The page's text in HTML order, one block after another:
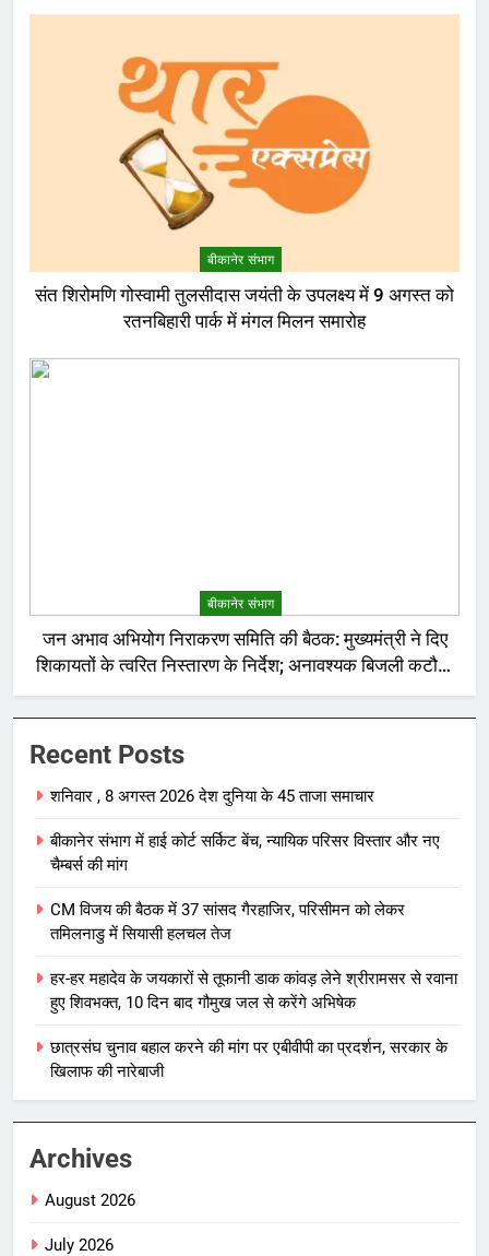
बीकानेर संभाग
संत शिरोमणि गोस्वामी तुलसीदास जयंती के उपलक्ष्य में 9 अगस्त को
रतनबिहारी पार्क में मंगल मिलन समारोह
बीकानेर संभाग
जन अभाव अभियोग निराकरण समिति की बैठक: मुख्यमंत्री ने दिए
शिकायतों के त्वरित निस्तारण के निर्देश; अनावश्यक बिजली कटौती
पर सख्त रुख
Recent Posts
शनिवार , 8 अगस्त 2026 देश दुनिया के 45 ताजा समाचार
बीकानेर संभाग में हाई कोर्ट सर्किट बेंच, न्यायिक परिसर विस्तार और नए
चैम्बर्स की मांग
CM विजय की बैठक में 37 सांसद गैरहाजिर, परिसीमन को लेकर
तमिलनाडु में सियासी हलचल तेज
हर-हर महादेव के जयकारों से तूफानी डाक कांवड़ लेने श्रीरामसर से रवाना
हुए शिवभक्त, 10 दिन बाद गौमुख जल से करेंगे अभिषेक
छात्रसंघ चुनाव बहाल करने की मांग पर एबीवीपी का प्रदर्शन, सरकार के
खिलाफ की नारेबाजी
Archives
August 2026
July 2026